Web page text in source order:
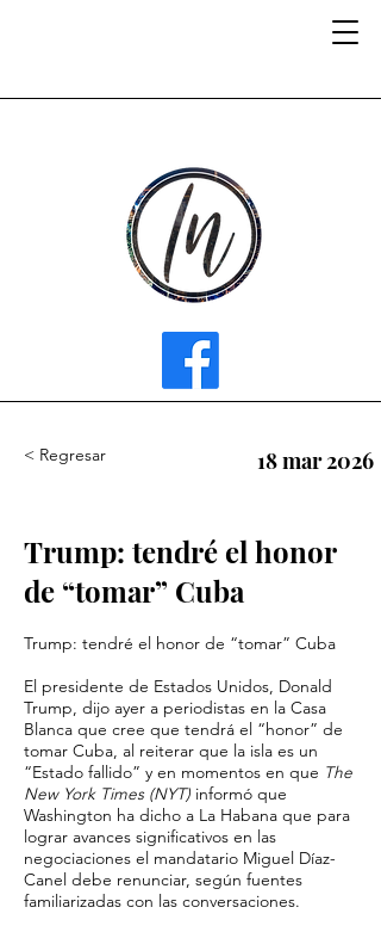
< Regresar 18 mar 2026
Trump: tendré el honor
de “tomar” Cuba
Trump: tendré el honor de “tomar” Cuba
El presidente de Estados Unidos, Donald
Trump, dijo ayer a periodistas en la Casa
Blanca que cree que tendrá el “honor” de
tomar Cuba, al reiterar que la isla es un
“Estado fallido” y en momentos en que The
New York Times (NYT) informó que
Washington ha dicho a La Habana que para
lograr avances significativos en las
negociaciones el mandatario Miguel Díaz-
Canel debe renunciar, según fuentes
familiarizadas con las conversaciones.